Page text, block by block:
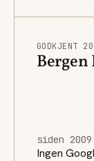
GODKJENT
Bergen
siden 2009
Ingen